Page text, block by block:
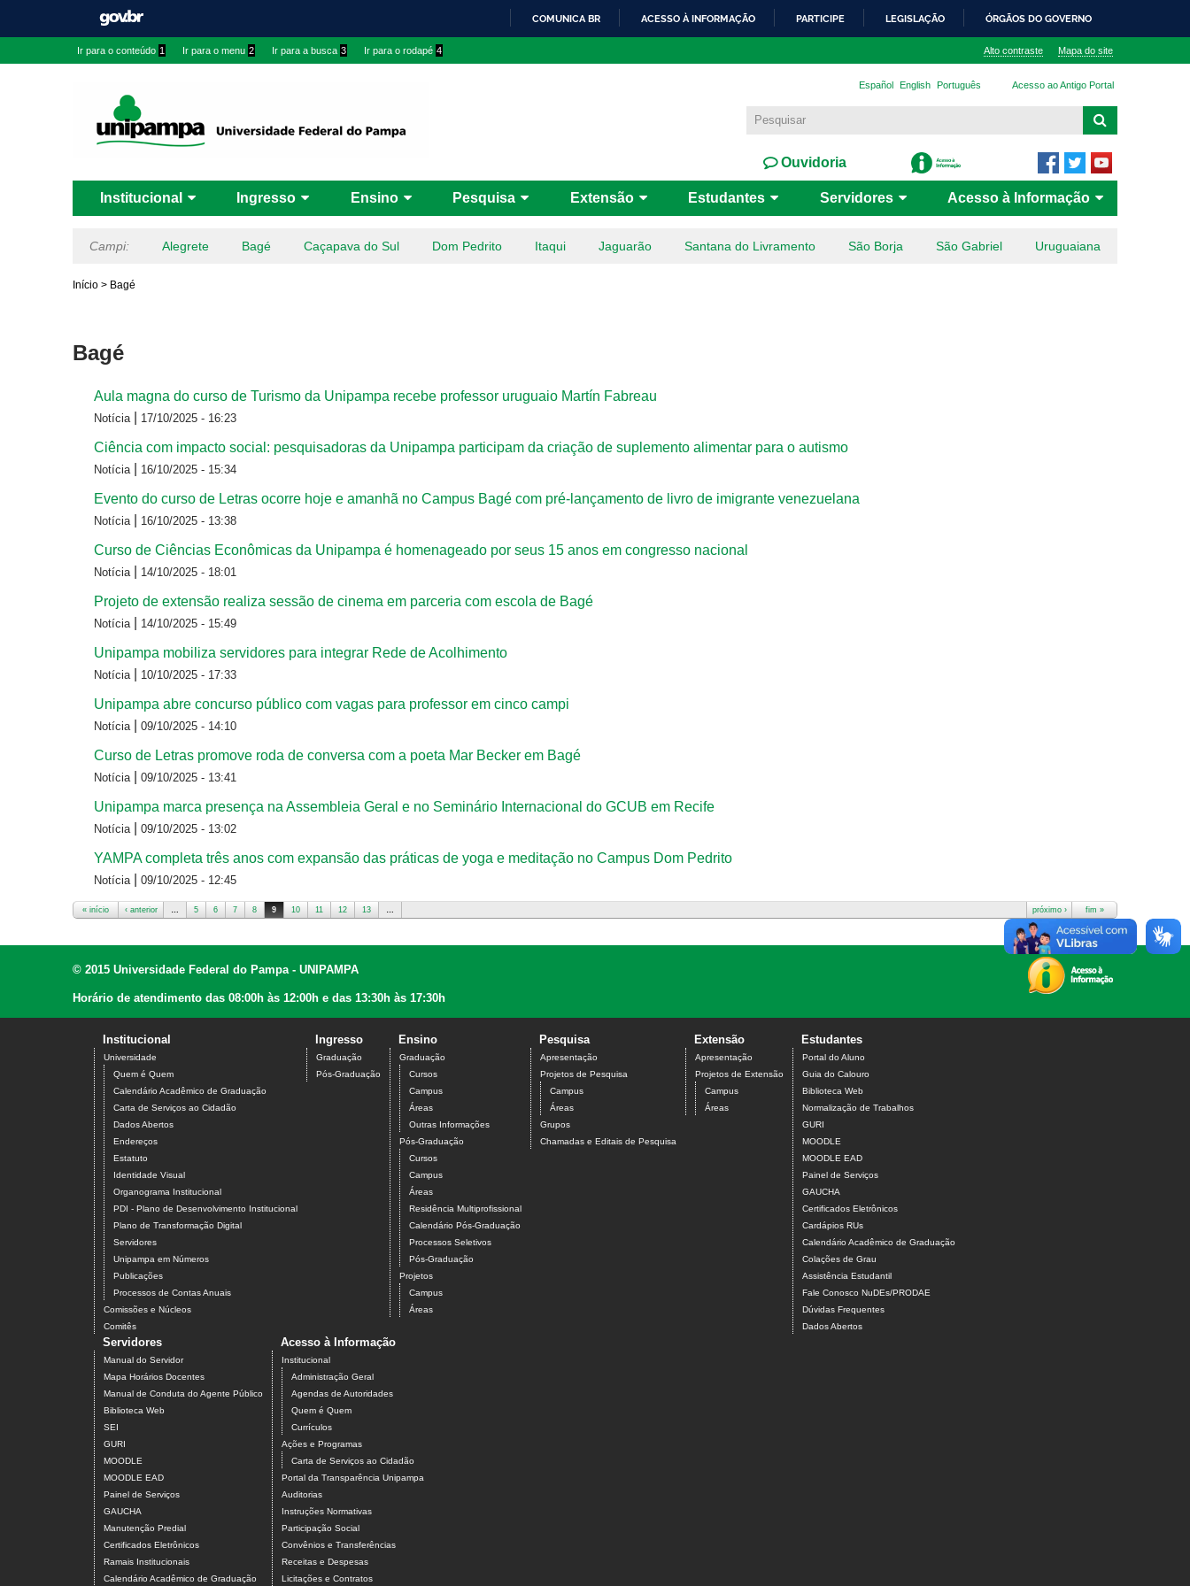
COMUNICA BR ACESSO À INFORMAÇÃO PARTICIPE LEGISLAÇÃO ÓRGÃOS DO GOVERNO
Ir para o conteúdo 1 Ir para o menu 2 Ir para a busca 3 Ir para o rodapé 4 Alto contraste Mapa do site
Português
English
Español Acesso ao Antigo Portal
Ouvidoria
Institucional Ingresso Ensino Pesquisa Extensão Estudantes Servidores Acesso à Informação
Campi: Alegrete Bagé Caçapava do Sul Dom Pedrito Itaqui Jaguarão Santana do Livramento São Borja São Gabriel Uruguaiana
Início > Bagé
Bagé
Aula magna do curso de Turismo da Unipampa recebe professor uruguaio Martín Fabreau
Notícia 17/10/2025 - 16:23
Ciência com impacto social: pesquisadoras da Unipampa participam da criação de suplemento alimentar para o autismo
Notícia 16/10/2025 - 15:34
Evento do curso de Letras ocorre hoje e amanhã no Campus Bagé com pré-lançamento de livro de imigrante venezuelana
Notícia 16/10/2025 - 13:38
Curso de Ciências Econômicas da Unipampa é homenageado por seus 15 anos em congresso nacional
Notícia 14/10/2025 - 18:01
Projeto de extensão realiza sessão de cinema em parceria com escola de Bagé
Notícia 14/10/2025 - 15:49
Unipampa mobiliza servidores para integrar Rede de Acolhimento
Notícia 10/10/2025 - 17:33
Unipampa abre concurso público com vagas para professor em cinco campi
Notícia 09/10/2025 - 14:10
Curso de Letras promove roda de conversa com a poeta Mar Becker em Bagé
Notícia 09/10/2025 - 13:41
Unipampa marca presença na Assembleia Geral e no Seminário Internacional do GCUB em Recife
Notícia 09/10/2025 - 13:02
YAMPA completa três anos com expansão das práticas de yoga e meditação no Campus Dom Pedrito
Notícia 09/10/2025 - 12:45
« início ‹ anterior … 5 6 7 8 9 10 11 12 13 … próximo › fim »
© 2015 Universidade Federal do Pampa - UNIPAMPA
Horário de atendimento das 08:00h às 12:00h e das 13:30h às 17:30h
Institucional
Universidade
Quem é Quem
Calendário Acadêmico de Graduação
Carta de Serviços ao Cidadão
Dados Abertos
Endereços
Estatuto
Identidade Visual
Organograma Institucional
PDI - Plano de Desenvolvimento Institucional
Plano de Transformação Digital
Servidores
Unipampa em Números
Publicações
Processos de Contas Anuais
Comissões e Núcleos
Comitês
Ingresso
Graduação
Pós-Graduação
Ensino
Graduação
Cursos
Campus
Áreas
Outras Informações
Pós-Graduação
Cursos
Campus
Áreas
Residência Multiprofissional
Calendário Pós-Graduação
Processos Seletivos
Pós-Graduação
Projetos
Campus
Áreas
Pesquisa
Apresentação
Projetos de Pesquisa
Campus
Áreas
Grupos
Chamadas e Editais de Pesquisa
Extensão
Apresentação
Projetos de Extensão
Campus
Áreas
Estudantes
Portal do Aluno
Guia do Calouro
Biblioteca Web
Normalização de Trabalhos
GURI
MOODLE
MOODLE EAD
Painel de Serviços
GAUCHA
Certificados Eletrônicos
Cardápios RUs
Calendário Acadêmico de Graduação
Colações de Grau
Assistência Estudantil
Fale Conosco NuDEs/PRODAE
Dúvidas Frequentes
Dados Abertos
Servidores
Manual do Servidor
Mapa Horários Docentes
Manual de Conduta do Agente Público
Biblioteca Web
SEI
GURI
MOODLE
MOODLE EAD
Painel de Serviços
GAUCHA
Manutenção Predial
Certificados Eletrônicos
Ramais Institucionais
Calendário Acadêmico de Graduação
Acesso à Informação
Institucional
Administração Geral
Agendas de Autoridades
Quem é Quem
Currículos
Ações e Programas
Carta de Serviços ao Cidadão
Portal da Transparência Unipampa
Auditorias
Instruções Normativas
Participação Social
Convênios e Transferências
Receitas e Despesas
Licitações e Contratos